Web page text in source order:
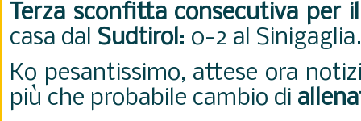
Terza sconfitta consecutiva per
casa dal Sudtirol: 0-2 al Sinigaglia.
Ko pesantissimo, attese ora
più che probabile cambio di